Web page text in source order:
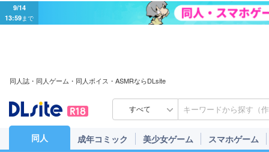
9/14
13:59まで
同人誌・同人ゲーム・同人ボイス・ASMRならDLsite
すべて
同人 成年コミック 美少女ゲーム スマホゲーム